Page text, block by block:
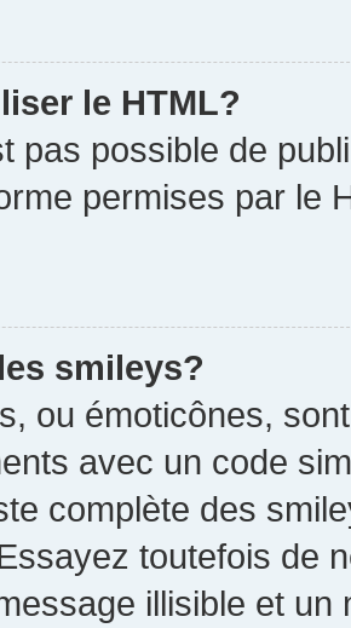
le HTML?
pas possible de
permises par le
smileys?
ou émoticônes,
avec un code
complète des
toutefois de
illisible et